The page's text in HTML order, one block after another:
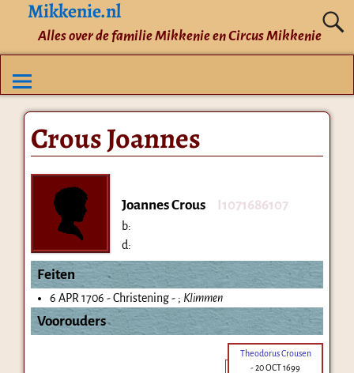
Mikkenie.nl
Alles over de familie Mikkenie en Circus Mikkenie
Crous Joannes
Joannes Crous I1071686107
b:
d:
Feiten
6 APR 1706 - Christening - ; Klimmen
Voorouders
Theodorus Crousen
-20 OCT 1699